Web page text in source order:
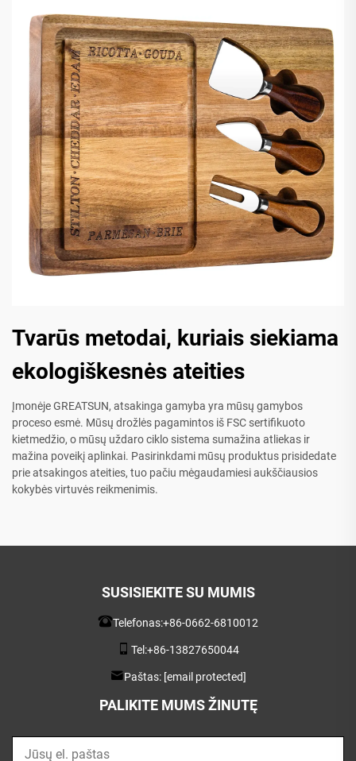
Tvarūs metodai, kuriais siekiama
ekologiškesnės ateities
Įmonėje GREATSUN, atsakinga gamyba yra mūsų gamybos
proceso esmė. Mūsų drožlės pagamintos iš FSC sertifikuoto
kietmedžio, o mūsų uždaro ciklo sistema sumažina atliekas ir
mažina poveikį aplinkai. Pasirinkdami mūsų produktus prisidedate
prie atsakingos ateities, tuo pačiu mėgaudamiesi aukščiausios
kokybės virtuvės reikmenimis.
SUSISIEKITE SU MUMIS
Telefonas:+86-0662-6810012
Tel:+86-13827650044
Paštas: [email protected]
PALIKITE MUMS ŽINUTĘ